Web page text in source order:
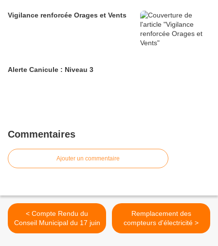
Vigilance renforcée Orages et Vents
Alerte Canicule : Niveau 3
Commentaires
Ajouter un commentaire
< Compte Rendu du
Conseil Municipal du 17 juin
Remplacement des
compteurs d'électricité >